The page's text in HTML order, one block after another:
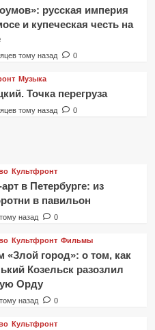
русская империя
и купеческая честь на
тому назад 0
Музыка
Точка перегруза
тому назад 0
Культфронт
в Петербурге: из
в павильон
назад 0
Культфронт Фильмы
«Злой город»: о том, как
Козельск разозлил
Орду
назад 0
Культфронт